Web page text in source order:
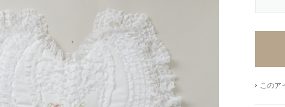
このア